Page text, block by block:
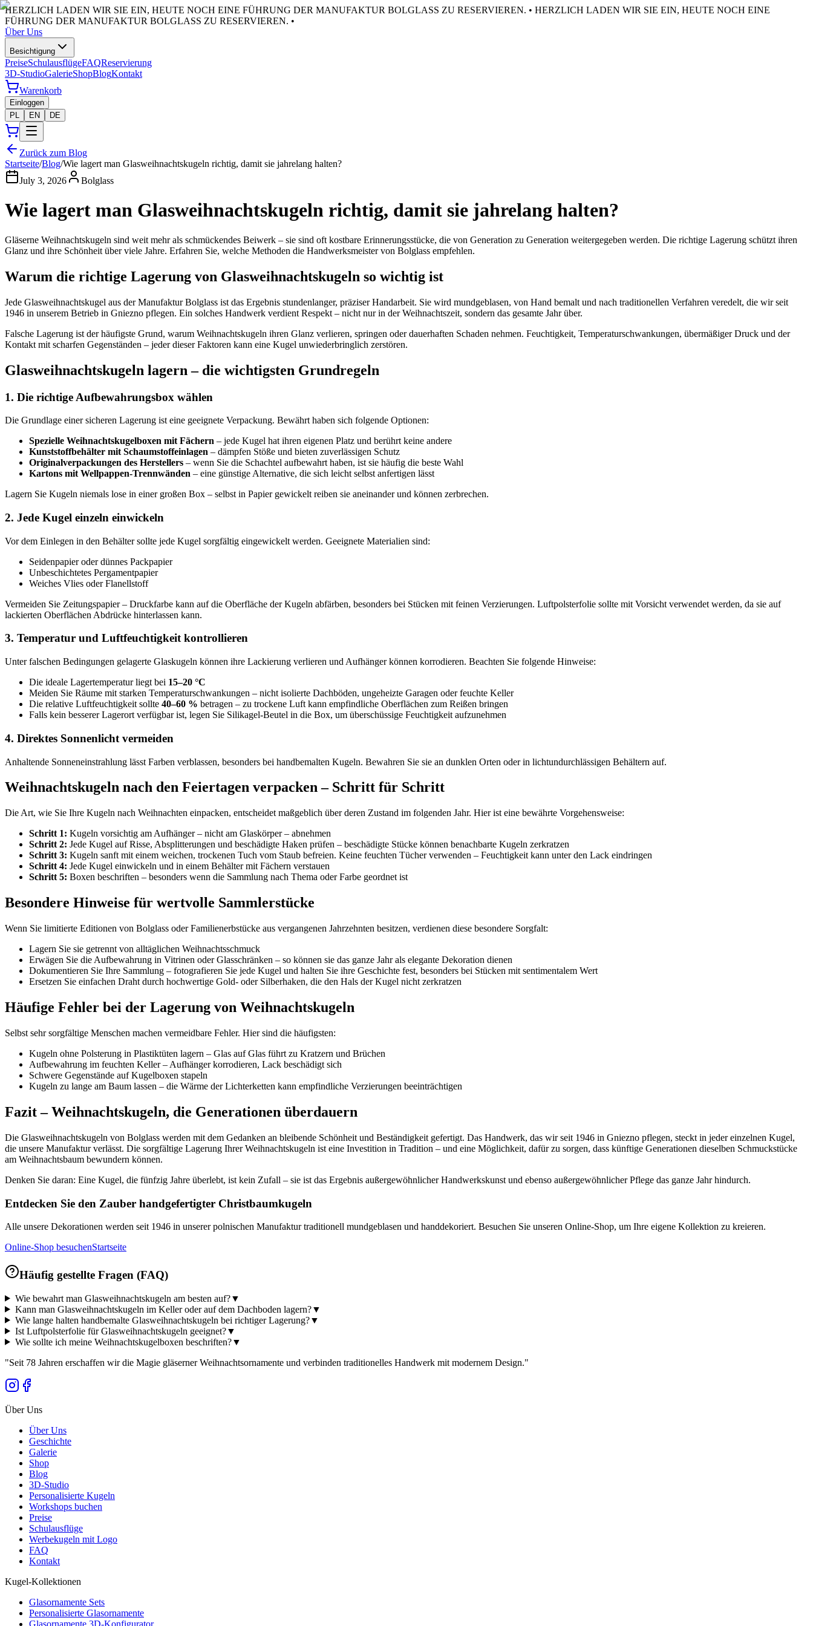
HERZLICH LADEN WIR SIE EIN, HEUTE NOCH EINE FÜHRUNG DER MANUFAKTUR BOLGLASS ZU RESERVIEREN. • HERZLICH LADEN WIR SIE EIN, HEUTE NOCH EINE
FÜHRUNG DER MANUFAKTUR BOLGLASS ZU RESERVIEREN. •
Über Uns
Besichtigung
PreiseSchulausflügeFAQReservierung
3D-StudioGalerieShopBlogKontakt
Warenkorb
Einloggen
PL
EN DE
Zurück zum Blog
Startseite/Blog/Wie lagert man Glasweihnachtskugeln richtig, damit sie jahrelang halten?
July 3, 2026
Bolglass
Wie lagert man Glasweihnachtskugeln richtig, damit sie jahrelang halten?
Gläserne Weihnachtskugeln sind weit mehr als schmückendes Beiwerk – sie sind oft kostbare Erinnerungsstücke, die von Generation zu Generation weitergegeben werden. Die richtige Lagerung schützt ihren
Glanz und ihre Schönheit über viele Jahre. Erfahren Sie, welche Methoden die Handwerksmeister von Bolglass empfehlen.
Warum die richtige Lagerung von Glasweihnachtskugeln so wichtig ist
Jede Glasweihnachtskugel aus der Manufaktur Bolglass ist das Ergebnis stundenlanger, präziser Handarbeit. Sie wird mundgeblasen, von Hand bemalt und nach traditionellen Verfahren veredelt, die wir seit
1946 in unserem Betrieb in Gniezno pflegen. Ein solches Handwerk verdient Respekt – nicht nur in der Weihnachtszeit, sondern das gesamte Jahr über.
Falsche Lagerung ist der häufigste Grund, warum Weihnachtskugeln ihren Glanz verlieren, springen oder dauerhaften Schaden nehmen. Feuchtigkeit, Temperaturschwankungen, übermäßiger Druck und der
Kontakt mit scharfen Gegenständen – jeder dieser Faktoren kann eine Kugel unwiederbringlich zerstören.
Glasweihnachtskugeln lagern – die wichtigsten Grundregeln
1. Die richtige Aufbewahrungsbox wählen
Die Grundlage einer sicheren Lagerung ist eine geeignete Verpackung. Bewährt haben sich folgende Optionen:
Spezielle Weihnachtskugelboxen mit Fächern – jede Kugel hat ihren eigenen Platz und berührt keine andere
Kunststoffbehälter mit Schaumstoffeinlagen – dämpfen Stöße und bieten zuverlässigen Schutz
Originalverpackungen des Herstellers – wenn Sie die Schachtel aufbewahrt haben, ist sie häufig die beste Wahl
Kartons mit Wellpappen-Trennwänden – eine günstige Alternative, die sich leicht selbst anfertigen lässt
Lagern Sie Kugeln niemals lose in einer großen Box – selbst in Papier gewickelt reiben sie aneinander und können zerbrechen.
2. Jede Kugel einzeln einwickeln
Vor dem Einlegen in den Behälter sollte jede Kugel sorgfältig eingewickelt werden. Geeignete Materialien sind:
Seidenpapier oder dünnes Packpapier
Unbeschichtetes Pergamentpapier
Weiches Vlies oder Flanellstoff
Vermeiden Sie Zeitungspapier – Druckfarbe kann auf die Oberfläche der Kugeln abfärben, besonders bei Stücken mit feinen Verzierungen. Luftpolsterfolie sollte mit Vorsicht verwendet werden, da sie auf
lackierten Oberflächen Abdrücke hinterlassen kann.
3. Temperatur und Luftfeuchtigkeit kontrollieren
Unter falschen Bedingungen gelagerte Glaskugeln können ihre Lackierung verlieren und Aufhänger können korrodieren. Beachten Sie folgende Hinweise:
Die ideale Lagertemperatur liegt bei 15–20 °C
Meiden Sie Räume mit starken Temperaturschwankungen – nicht isolierte Dachböden, ungeheizte Garagen oder feuchte Keller
Die relative Luftfeuchtigkeit sollte 40–60 % betragen – zu trockene Luft kann empfindliche Oberflächen zum Reißen bringen
Falls kein besserer Lagerort verfügbar ist, legen Sie Silikagel-Beutel in die Box, um überschüssige Feuchtigkeit aufzunehmen
4. Direktes Sonnenlicht vermeiden
Anhaltende Sonneneinstrahlung lässt Farben verblassen, besonders bei handbemalten Kugeln. Bewahren Sie sie an dunklen Orten oder in lichtundurchlässigen Behältern auf.
Weihnachtskugeln nach den Feiertagen verpacken – Schritt für Schritt
Die Art, wie Sie Ihre Kugeln nach Weihnachten einpacken, entscheidet maßgeblich über deren Zustand im folgenden Jahr. Hier ist eine bewährte Vorgehensweise:
Schritt 1: Kugeln vorsichtig am Aufhänger – nicht am Glaskörper – abnehmen
Schritt 2: Jede Kugel auf Risse, Absplitterungen und beschädigte Haken prüfen – beschädigte Stücke können benachbarte Kugeln zerkratzen
Schritt 3: Kugeln sanft mit einem weichen, trockenen Tuch vom Staub befreien. Keine feuchten Tücher verwenden – Feuchtigkeit kann unter den Lack eindringen
Schritt 4: Jede Kugel einwickeln und in einem Behälter mit Fächern verstauen
Schritt 5: Boxen beschriften – besonders wenn die Sammlung nach Thema oder Farbe geordnet ist
Besondere Hinweise für wertvolle Sammlerstücke
Wenn Sie limitierte Editionen von Bolglass oder Familienerbstücke aus vergangenen Jahrzehnten besitzen, verdienen diese besondere Sorgfalt:
Lagern Sie sie getrennt von alltäglichen Weihnachtsschmuck
Erwägen Sie die Aufbewahrung in Vitrinen oder Glasschränken – so können sie das ganze Jahr als elegante Dekoration dienen
Dokumentieren Sie Ihre Sammlung – fotografieren Sie jede Kugel und halten Sie ihre Geschichte fest, besonders bei Stücken mit sentimentalem Wert
Ersetzen Sie einfachen Draht durch hochwertige Gold- oder Silberhaken, die den Hals der Kugel nicht zerkratzen
Häufige Fehler bei der Lagerung von Weihnachtskugeln
Selbst sehr sorgfältige Menschen machen vermeidbare Fehler. Hier sind die häufigsten:
Kugeln ohne Polsterung in Plastiktüten lagern – Glas auf Glas führt zu Kratzern und Brüchen
Aufbewahrung im feuchten Keller – Aufhänger korrodieren, Lack beschädigt sich
Schwere Gegenstände auf Kugelboxen stapeln
Kugeln zu lange am Baum lassen – die Wärme der Lichterketten kann empfindliche Verzierungen beeinträchtigen
Fazit – Weihnachtskugeln, die Generationen überdauern
Die Glasweihnachtskugeln von Bolglass werden mit dem Gedanken an bleibende Schönheit und Beständigkeit gefertigt. Das Handwerk, das wir seit 1946 in Gniezno pflegen, steckt in jeder einzelnen Kugel,
die unsere Manufaktur verlässt. Die sorgfältige Lagerung Ihrer Weihnachtskugeln ist eine Investition in Tradition – und eine Möglichkeit, dafür zu sorgen, dass künftige Generationen dieselben Schmuckstücke
am Weihnachtsbaum bewundern können.
Denken Sie daran: Eine Kugel, die fünfzig Jahre überlebt, ist kein Zufall – sie ist das Ergebnis außergewöhnlicher Handwerkskunst und ebenso außergewöhnlicher Pflege das ganze Jahr hindurch.
Entdecken Sie den Zauber handgefertigter Christbaumkugeln
Alle unsere Dekorationen werden seit 1946 in unserer polnischen Manufaktur traditionell mundgeblasen und handdekoriert. Besuchen Sie unseren Online-Shop, um Ihre eigene Kollektion zu kreieren.
Online-Shop besuchenStartseite
Häufig gestellte Fragen (FAQ)
Wie bewahrt man Glasweihnachtskugeln am besten auf?▼
Kann man Glasweihnachtskugeln im Keller oder auf dem Dachboden lagern?▼
Wie lange halten handbemalte Glasweihnachtskugeln bei richtiger Lagerung?▼
Ist Luftpolsterfolie für Glasweihnachtskugeln geeignet?▼
Wie sollte ich meine Weihnachtskugelboxen beschriften?▼
"Seit 78 Jahren erschaffen wir die Magie gläserner Weihnachtsornamente und verbinden traditionelles Handwerk mit modernem Design."
Über Uns
Über Uns
Geschichte
Galerie
Shop
Blog
3D-Studio
Personalisierte Kugeln
Workshops buchen
Preise
Schulausflüge
Werbekugeln mit Logo
FAQ
Kontakt
Kugel-Kollektionen
Glasornamente Sets
Personalisierte Glasornamente
Glasornamente 3D-Konfigurator